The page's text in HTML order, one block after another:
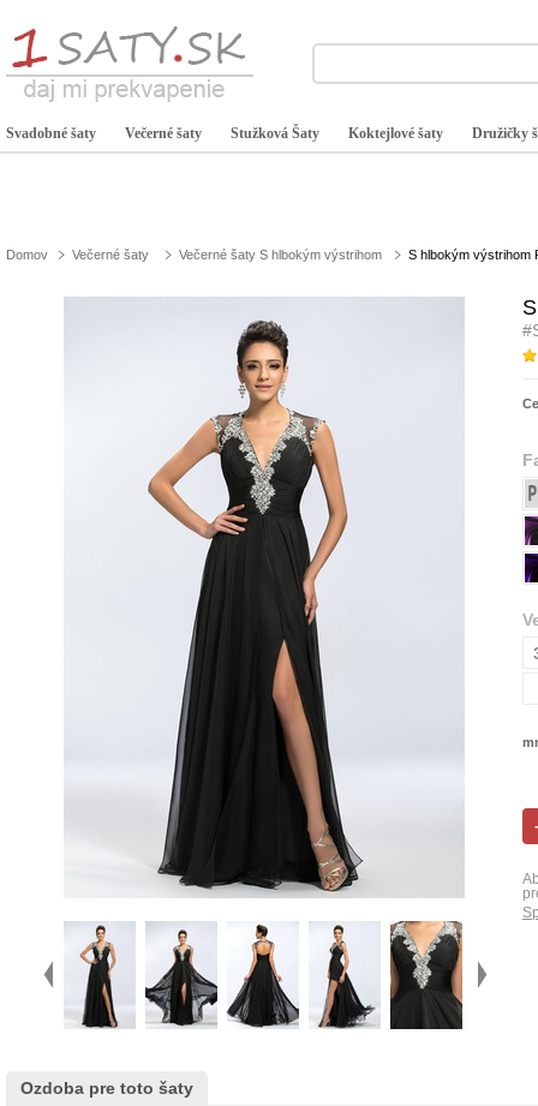
Svadobné šaty Večerné šaty Stužková Šaty Koktejlové šaty Družičky
Domov Večerné šaty Večerné šaty S hlbokým výstrihom S hlbokým výstrihom
Ozdoba pre toto šaty